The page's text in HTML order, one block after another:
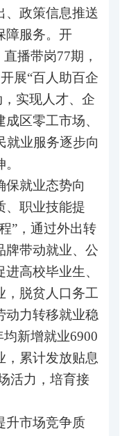
、政策信息推送
障服务。开
播带岗77期，
展“百人助百企
，实现人才、企
区零工市场、
就业服务逐步向
保就业态势向
、职业技能提
”，通过外出转
牌带动就业、公
高校毕业生、
，脱贫人口务工
动力转移就业稳
新增就业6900
，累计发放贴息
活力，培育接
升市场竞争质